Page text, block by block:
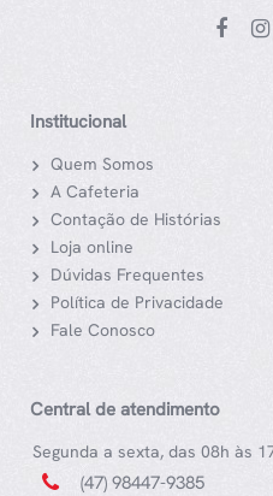
Institucional
Quem Somos
A Cafeteria
Contação de Histórias
Loja online
Dúvidas Frequentes
Política de Privacidade
Fale Conosco
Central de atendimento
Segunda a sexta, das 08h às
(47) 98447-9385